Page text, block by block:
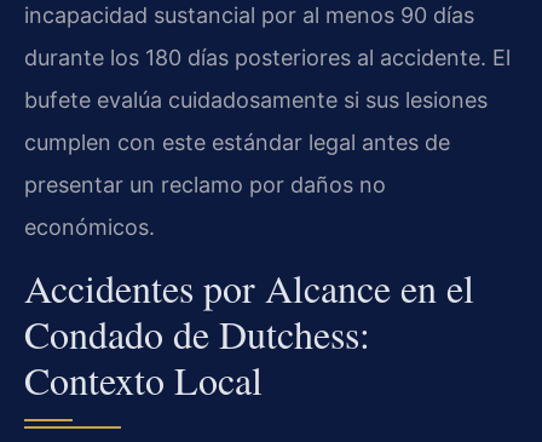
incapacidad sustancial por al menos 90 días
durante los 180 días posteriores al accidente. El
bufete evalúa cuidadosamente si sus lesiones
cumplen con este estándar legal antes de
presentar un reclamo por daños no
económicos.
Accidentes por Alcance en el
Condado de Dutchess:
Contexto Local